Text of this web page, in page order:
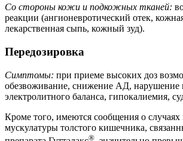
Со стороны кожи и подкожных тканей:
реакции (ангионевротический отек,
лекарственная сыпь, кожный зуд).
Передозировка
Симптомы: при приеме высоких доз
обезвоживание, снижение АД, нарушение
электролитного баланса, гипокалиемия,
Кроме того, имеются сообщения о
мускулатуры толстого кишечника,
®